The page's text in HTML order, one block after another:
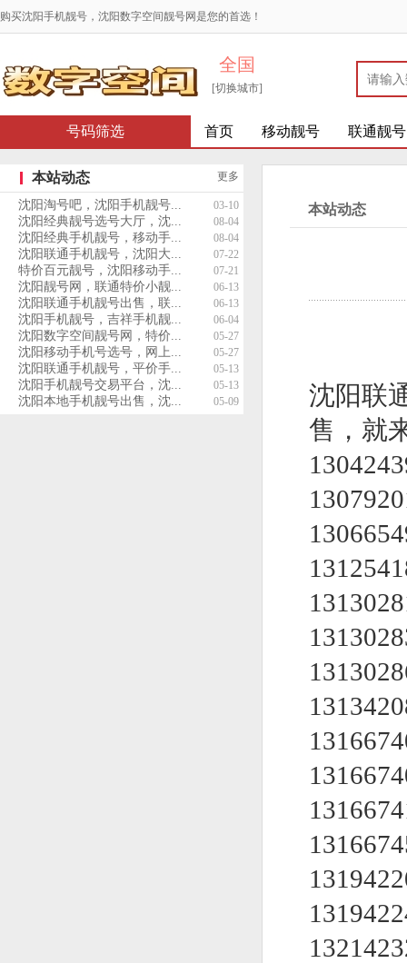
购买沈阳手机靓号，沈阳数字空间靓号网是您的首选！
全国
[切换城市]
号码筛选 首页 移动靓号 联通靓号
本站动态 更多
沈阳淘号吧，沈阳手机靓号... 03-10
沈阳经典靓号选号大厅，沈... 08-04
沈阳经典手机靓号，移动手... 08-04
沈阳联通手机靓号，沈阳大... 07-22
特价百元靓号，沈阳移动手... 07-21
沈阳靓号网，联通特价小靓... 06-13
沈阳联通手机靓号出售，联... 06-13
沈阳手机靓号，吉祥手机靓... 06-04
沈阳数字空间靓号网，特价... 05-27
沈阳移动手机号选号，网上... 05-27
沈阳联通手机靓号，平价手... 05-13
沈阳手机靓号交易平台，沈... 05-13
沈阳本地手机靓号出售，沈... 05-09
本站动态
沈阳联
售，就